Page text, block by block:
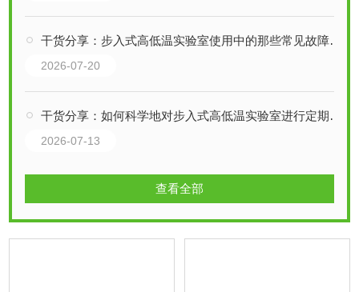
干货分享：步入式高低温实验室使用中的那些常见故障与解决技巧
2026-07-20
干货分享：如何科学地对步入式高低温实验室进行定期维护保养
2026-07-13
查看全部